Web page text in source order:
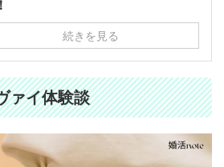
続きを見る
ァイ体験談